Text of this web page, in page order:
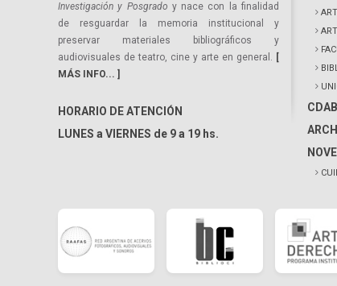
Investigación y Posgrado y nace con la finalidad
de resguardar la memoria institucional y
preservar materiales bibliográficos y
audiovisuales de teatro, cine y arte en general. [
MÁS INFO... ]
HORARIO DE ATENCIÓN
LUNES a VIERNES de 9 a 19 hs.